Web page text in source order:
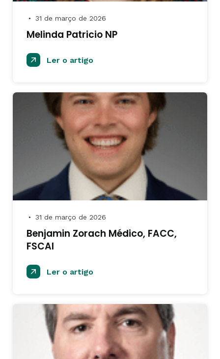
● 31 de março de 2026
Melinda Patricio NP
Ler o artigo
● 31 de março de 2026
Benjamin Zorach Médico, FACC,
FSCAI
Ler o artigo